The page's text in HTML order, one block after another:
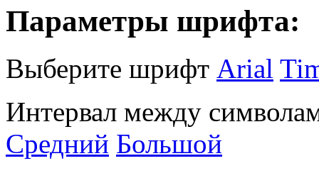
Параметры шрифта:
Выберите шрифт Arial
Интервал между
Средний Большой